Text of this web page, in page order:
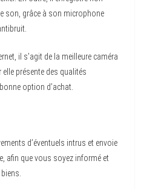
son, grâce à son microphone
il s’agit de la meilleure caméra
elle présente des qualités
option d’achat.
d’éventuels intrus et envoie
afin que vous soyez informé et